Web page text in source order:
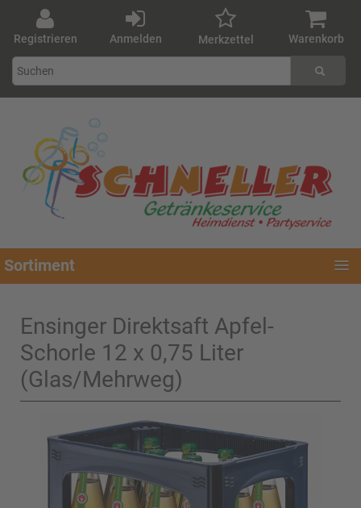
Registrieren Anmelden Merkzettel Warenkorb
Sortiment
Ensinger Direktsaft Apfel-
Schorle 12 x 0,75 Liter
(Glas/Mehrweg)